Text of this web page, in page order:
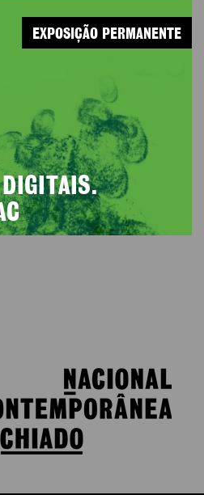
EXPOSIÇÃO PERMANENTE